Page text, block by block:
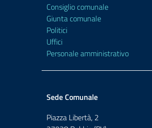
Consiglio comunale
Giunta comunale
Politici
Uffici
Personale amministrativo
Sede Comunale
Piazza Libertà, 2